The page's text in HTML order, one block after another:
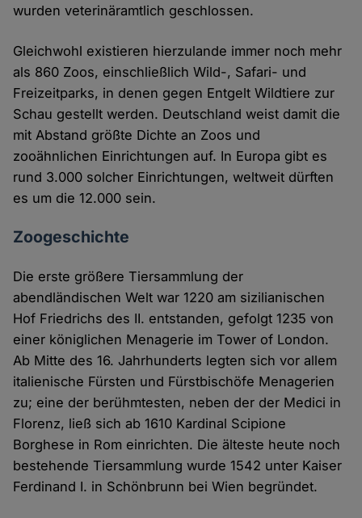
wurden veterinäramtlich geschlossen.
Gleichwohl existieren hierzulande immer noch mehr
als 860 Zoos, einschließlich Wild-, Safari- und
Freizeitparks, in denen gegen Entgelt Wildtiere zur
Schau gestellt werden. Deutschland weist damit die
mit Abstand größte Dichte an Zoos und
zooähnlichen Einrichtungen auf. In Europa gibt es
rund 3.000 solcher Einrichtungen, weltweit dürften
es um die 12.000 sein.
Zoogeschichte
Die erste größere Tiersammlung der
abendländischen Welt war 1220 am sizilianischen
Hof Friedrichs des II. entstanden, gefolgt 1235 von
einer königlichen Menagerie im Tower of London.
Ab Mitte des 16. Jahrhunderts legten sich vor allem
italienische Fürsten und Fürstbischöfe Menagerien
zu; eine der berühmtesten, neben der der Medici in
Florenz, ließ sich ab 1610 Kardinal Scipione
Borghese in Rom einrichten. Die älteste heute noch
bestehende Tiersammlung wurde 1542 unter Kaiser
Ferdinand I. in Schönbrunn bei Wien begründet.